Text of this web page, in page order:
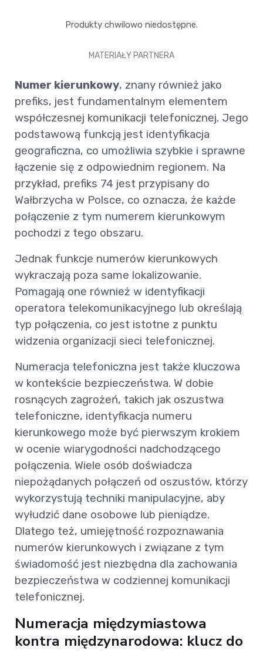
Produkty chwilowo niedostępne.
MATERIAŁY PARTNERA
Numer kierunkowy, znany również jako
prefiks, jest fundamentalnym elementem
współczesnej komunikacji telefonicznej. Jego
podstawową funkcją jest identyfikacja
geograficzna, co umożliwia szybkie i sprawne
łączenie się z odpowiednim regionem. Na
przykład, prefiks 74 jest przypisany do
Wałbrzycha w Polsce, co oznacza, że każde
połączenie z tym numerem kierunkowym
pochodzi z tego obszaru.
Jednak funkcje numerów kierunkowych
wykraczają poza same lokalizowanie.
Pomagają one również w identyfikacji
operatora telekomunikacyjnego lub określają
typ połączenia, co jest istotne z punktu
widzenia organizacji sieci telefonicznej.
Numeracja telefoniczna jest także kluczowa
w kontekście bezpieczeństwa. W dobie
rosnących zagrożeń, takich jak oszustwa
telefoniczne, identyfikacja numeru
kierunkowego może być pierwszym krokiem
w ocenie wiarygodności nadchodzącego
połączenia. Wiele osób doświadcza
niepożądanych połączeń od oszustów, którzy
wykorzystują techniki manipulacyjne, aby
wyłudzić dane osobowe lub pieniądze.
Dlatego też, umiejętność rozpoznawania
numerów kierunkowych i związane z tym
świadomość jest niezbędna dla zachowania
bezpieczeństwa w codziennej komunikacji
telefonicznej.
Numeracja międzymiastowa
kontra międzynarodowa: klucz do